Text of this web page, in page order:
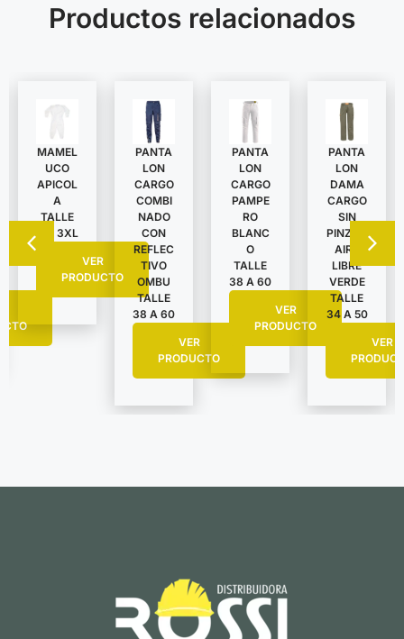
Productos relacionados
MAMEL
UCO
APICOL
A
TALLE
S A 3XL
VER
PRODUCTO
PANTA
LON
CARGO
COMBI
NADO
CON
REFLEC
TIVO
OMBU
TALLE
38 A 60
VER
PRODUCTO
PANTA
LON
CARGO
PAMPE
RO
BLANC
O
TALLE
38 A 60
VER
PRODUCTO
PANTA
LON
DAMA
CARGO
SIN
PINZAS
AIRE
LIBRE
VERDE
TALLE
34 A 50
VER